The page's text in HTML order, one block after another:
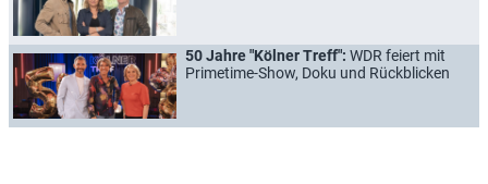
50 Jahre "Kölner Treff": WDR feiert mit
Primetime-Show, Doku und Rückblicken